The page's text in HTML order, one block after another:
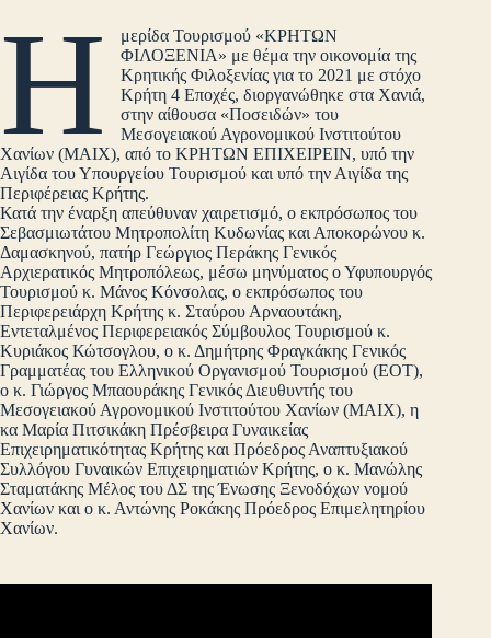
Η
μερίδα Τουρισμού «ΚΡΗΤΩΝ
ΦΙΛΟΞΕΝΙΑ» με θέμα την οικονομία της
Κρητικής Φιλοξενίας για το 2021 με στόχο
Κρήτη 4 Εποχές, διοργανώθηκε στα Χανιά,
στην αίθουσα «Ποσειδών» του
Μεσογειακού Αγρονομικού Ινστιτούτου
Χανίων (ΜΑΙΧ), από το ΚΡΗΤΩΝ ΕΠΙΧΕΙΡΕΙΝ, υπό την
Αιγίδα του Υπουργείου Τουρισμού και υπό την Αιγίδα της
Περιφέρειας Κρήτης.
Κατά την έναρξη απεύθυναν χαιρετισμό, ο εκπρόσωπος του
Σεβασμιωτάτου Μητροπολίτη Κυδωνίας και Αποκορώνου κ.
Δαμασκηνού, πατήρ Γεώργιος Περάκης Γενικός
Αρχιερατικός Μητροπόλεως, μέσω μηνύματος ο Υφυπουργός
Τουρισμού κ. Μάνος Κόνσολας, ο εκπρόσωπος του
Περιφερειάρχη Κρήτης κ. Σταύρου Αρναουτάκη,
Εντεταλμένος Περιφερειακός Σύμβουλος Τουρισμού κ.
Κυριάκος Κώτσογλου, o κ. Δημήτρης Φραγκάκης Γενικός
Γραμματέας του Ελληνικού Οργανισμού Τουρισμού (ΕΟΤ),
ο κ. Γιώργος Μπαουράκης Γενικός Διευθυντής του
Μεσογειακού Αγρονομικού Ινστιτούτου Χανίων (ΜΑΙΧ), η
κα Μαρία Πιτσικάκη Πρέσβειρα Γυναικείας
Επιχειρηματικότητας Κρήτης και Πρόεδρος Αναπτυξιακού
Συλλόγου Γυναικών Επιχειρηματιών Κρήτης, ο κ. Μανώλης
Σταματάκης Μέλος του ΔΣ της Ένωσης Ξενοδόχων νομού
Χανίων και ο κ. Αντώνης Ροκάκης Πρόεδρος Επιμελητηρίου
Χανίων.